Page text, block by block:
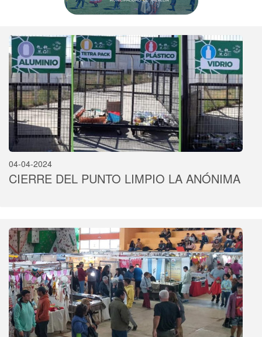
04-04-2024
CIERRE DEL PUNTO LIMPIO LA ANÓNIMA